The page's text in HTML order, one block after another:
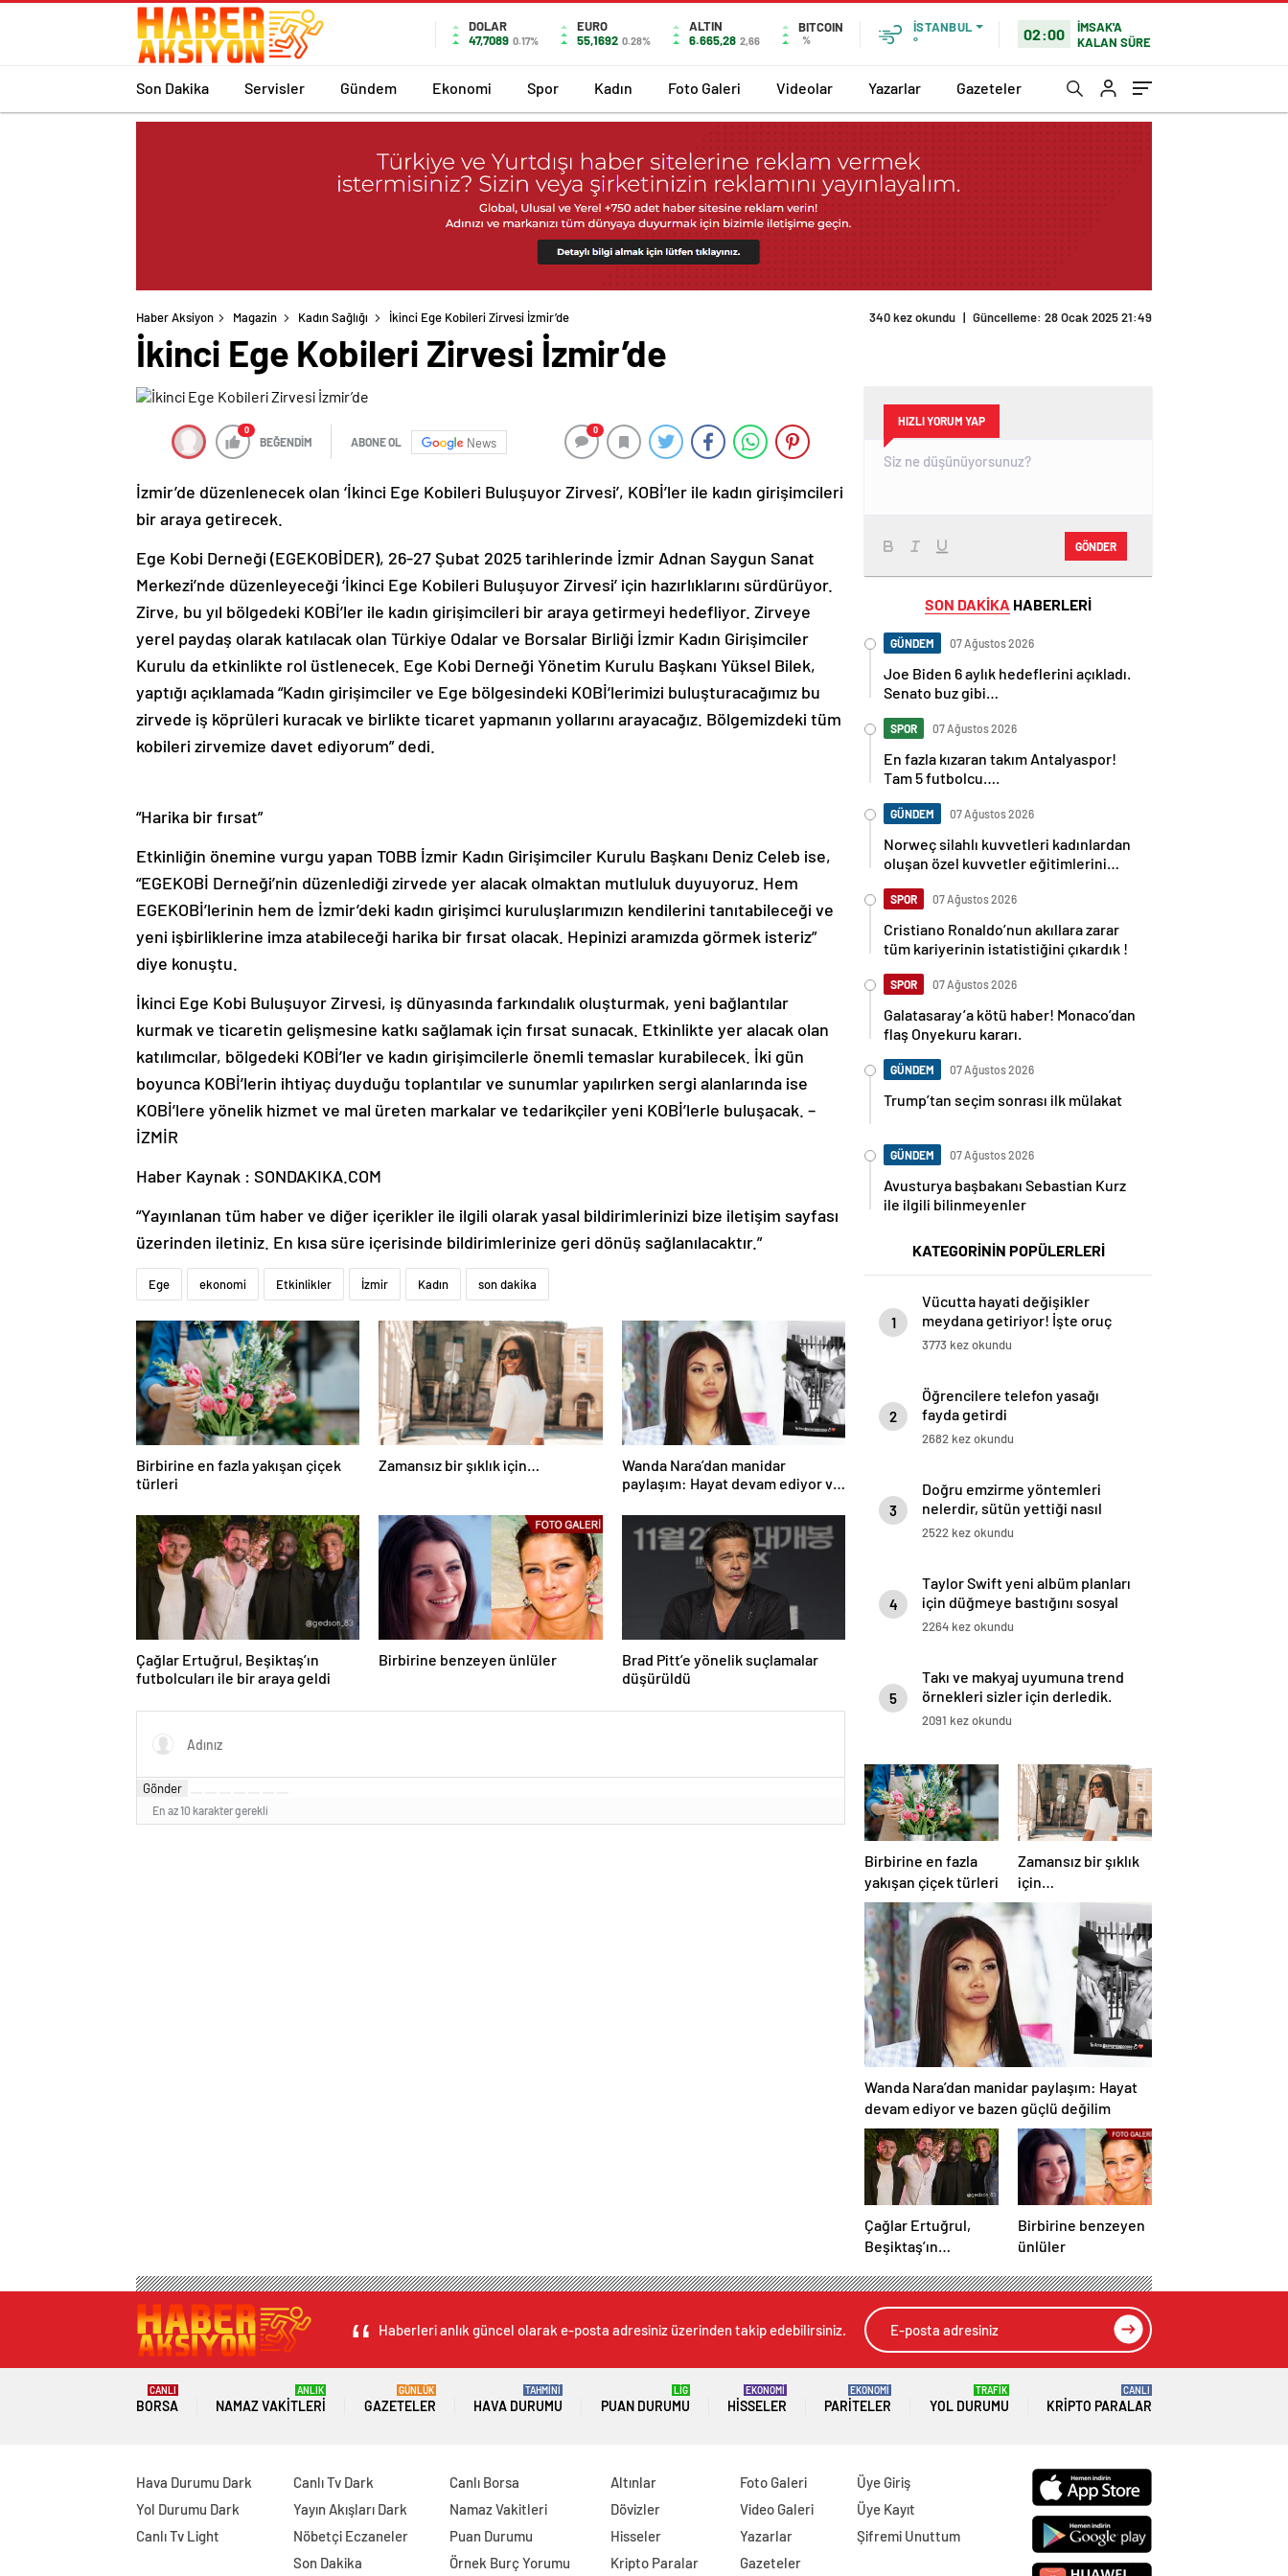
DOLAR
47,7089 0.17%
EURO
55,1692 0.28%
ALTIN
6.665,28 2,66
BITCOIN
%
İSTANBUL
°
02:00
İMSAK'A
KALAN SÜRE
Son Dakika Servisler Gündem Ekonomi Spor Kadın Foto Galeri Videolar Yazarlar Gazeteler
Haber Aksiyon Magazin Kadın Sağlığı İkinci Ege Kobileri Zirvesi İzmir’de 340 kez okundu | Güncelleme: 28 Ocak 2025 21:49
İkinci Ege Kobileri Zirvesi İzmir’de
0
BEĞENDİM ABONE OL News
0
İzmir’de düzenlenecek olan ‘İkinci Ege Kobileri Buluşuyor Zirvesi’, KOBİ’ler ile kadın girişimcileri
bir araya getirecek.
Ege Kobi Derneği (EGEKOBİDER), 26-27 Şubat 2025 tarihlerinde İzmir Adnan Saygun Sanat
Merkezi’nde düzenleyeceği ‘İkinci Ege Kobileri Buluşuyor Zirvesi’ için hazırlıklarını sürdürüyor.
Zirve, bu yıl bölgedeki KOBİ’ler ile kadın girişimcileri bir araya getirmeyi hedefliyor. Zirveye
yerel paydaş olarak katılacak olan Türkiye Odalar ve Borsalar Birliği İzmir Kadın Girişimciler
Kurulu da etkinlikte rol üstlenecek. Ege Kobi Derneği Yönetim Kurulu Başkanı Yüksel Bilek,
yaptığı açıklamada “Kadın girişimciler ve Ege bölgesindeki KOBİ’lerimizi buluşturacağımız bu
zirvede iş köprüleri kuracak ve birlikte ticaret yapmanın yollarını arayacağız. Bölgemizdeki tüm
kobileri zirvemize davet ediyorum” dedi.
“Harika bir fırsat”
Etkinliğin önemine vurgu yapan TOBB İzmir Kadın Girişimciler Kurulu Başkanı Deniz Celeb ise,
“EGEKOBİ Derneği’nin düzenlediği zirvede yer alacak olmaktan mutluluk duyuyoruz. Hem
EGEKOBİ’lerinin hem de İzmir’deki kadın girişimci kuruluşlarımızın kendilerini tanıtabileceği ve
yeni işbirliklerine imza atabileceği harika bir fırsat olacak. Hepinizi aramızda görmek isteriz”
diye konuştu.
İkinci Ege Kobi Buluşuyor Zirvesi, iş dünyasında farkındalık oluşturmak, yeni bağlantılar
kurmak ve ticaretin gelişmesine katkı sağlamak için fırsat sunacak. Etkinlikte yer alacak olan
katılımcılar, bölgedeki KOBİ’ler ve kadın girişimcilerle önemli temaslar kurabilecek. İki gün
boyunca KOBİ’lerin ihtiyaç duyduğu toplantılar ve sunumlar yapılırken sergi alanlarında ise
KOBİ’lere yönelik hizmet ve mal üreten markalar ve tedarikçiler yeni KOBİ’lerle buluşacak. –
İZMİR
Haber Kaynak : SONDAKIKA.COM
“Yayınlanan tüm haber ve diğer içerikler ile ilgili olarak yasal bildirimlerinizi bize iletişim sayfası
üzerinden iletiniz. En kısa süre içerisinde bildirimlerinize geri dönüş sağlanılacaktır.”
Ege ekonomi Etkinlikler İzmir Kadın son dakika
Birbirine en fazla yakışan çiçek
türleri
Zamansız bir şıklık için…
Wanda Nara’dan manidar
paylaşım: Hayat devam ediyor ve
Çağlar Ertuğrul, Beşiktaş’ın
futbolcuları ile bir araya geldi
Birbirine benzeyen ünlüler
Brad Pitt’e yönelik suçlamalar
düşürüldü
Gönder
En az 10 karakter gerekli
HIZLI YORUM YAP
GÖNDER
SON DAKİKA HABERLERİ
GÜNDEM 07 Ağustos 2026
Joe Biden 6 aylık hedeflerini açıkladı.
Senato buz gibi…
SPOR 07 Ağustos 2026
En fazla kızaran takım Antalyaspor!
Tam 5 futbolcu….
GÜNDEM 07 Ağustos 2026
Norweç silahlı kuvvetleri kadınlardan
oluşan özel kuvvetler eğitimlerini
SPOR 07 Ağustos 2026
Cristiano Ronaldo’nun akıllara zarar
tüm kariyerinin istatistiğini çıkardık !
SPOR 07 Ağustos 2026
Galatasaray’a kötü haber! Monaco’dan
flaş Onyekuru kararı.
GÜNDEM 07 Ağustos 2026
Trump’tan seçim sonrası ilk mülakat
GÜNDEM 07 Ağustos 2026
Avusturya başbakanı Sebastian Kurz
ile ilgili bilinmeyenler
KATEGORİNİN POPÜLERLERİ
1
Vücutta hayati değişikler
meydana getiriyor! İşte oruç
tutmanın 8 faydası
3773 kez okundu
2
Öğrencilere telefon yasağı
fayda getirdi
2682 kez okundu
3
Doğru emzirme yöntemleri
nelerdir, sütün yettiği nasıl
anlaşılır?
2522 kez okundu
4
Taylor Swift yeni albüm planları
için düğmeye bastığını sosyal
medyadan duyurdu!
2264 kez okundu
5
Takı ve makyaj uyumuna trend
örnekleri sizler için derledik.
2091 kez okundu
Birbirine en fazla
yakışan çiçek türleri
Zamansız bir şıklık
için…
Wanda Nara’dan manidar paylaşım: Hayat
devam ediyor ve bazen güçlü değilim
Çağlar Ertuğrul,
Beşiktaş’ın
araya geldi
Birbirine benzeyen
ünlüler
Haberleri anlık güncel olarak e-posta adresiniz üzerinden takip edebilirsiniz.
BORSA
CANLI
NAMAZ VAKITLERI
ANLIK
GAZETELER
GÜNLÜK
HAVA DURUMU
TAHMİNİ
PUAN DURUMU
LİG
HISSELER
EKONOMİ
PARITELER
EKONOMİ
YOL DURUMU
TRAFİK
KRIPTO PARALAR
CANLI
Hava Durumu Dark
Yol Durumu Dark
Canlı Tv Light
Canlı Tv Dark
Yayın Akışları Dark
Nöbetçi Eczaneler
Son Dakika
Canlı Borsa
Namaz Vakitleri
Puan Durumu
Örnek Burç Yorumu
Altınlar
Dövizler
Hisseler
Kripto Paralar
Foto Galeri
Video Galeri
Yazarlar
Gazeteler
Üye Giriş
Üye Kayıt
Şifremi Unuttum